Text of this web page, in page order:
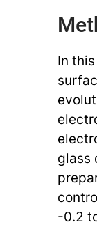
In
glass
-0.2